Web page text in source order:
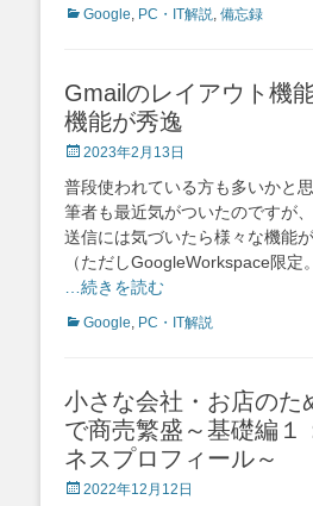
Categories
Google, PC・IT解説, 備忘録
Gmailのレイアウト機
機能が秀逸
Posted
2023年2月13日
普段使われている方も多いかと
筆者も最近気がついたのですが
送信には気づいたら様々な機能
（ただしGoogleWorkspace限定
…続きを読む
Categories
Google, PC・IT解説
小さな会社・お店のた
で商売繁盛～基礎編１
ネスプロフィール～
Posted
2022年12月12日